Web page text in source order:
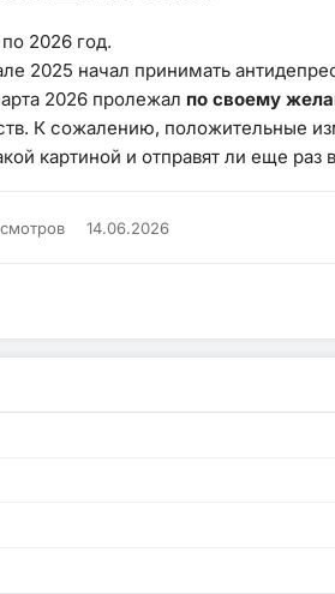
2026 год.
2025 начал принимать
2026 пролежал по своему
К сожалению, положительные
картиной и отправят ли еще раз
14.06.2026